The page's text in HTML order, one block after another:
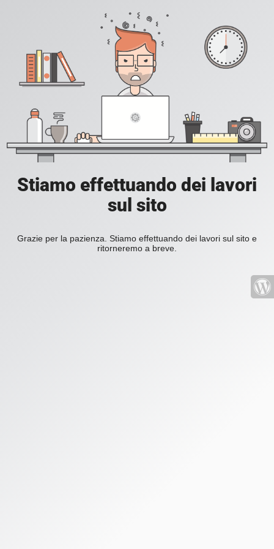
Stiamo effettuando dei lavori
sul sito
Grazie per la pazienza. Stiamo effettuando dei lavori sul sito e
ritorneremo a breve.